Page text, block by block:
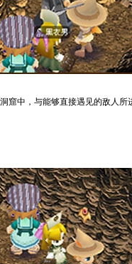
窟中，与能够直接遇见的敌人